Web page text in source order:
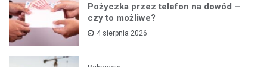
Pożyczka przez telefon na dowód –
czy to możliwe?
4 sierpnia 2026